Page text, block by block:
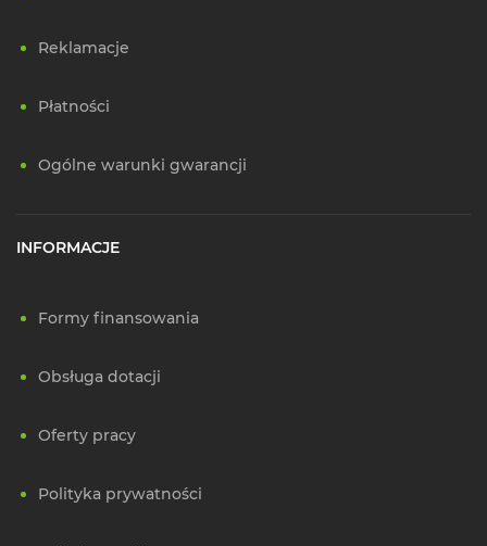
Reklamacje
Płatności
Ogólne warunki gwarancji
INFORMACJE
Formy finansowania
Obsługa dotacji
Oferty pracy
Polityka prywatności